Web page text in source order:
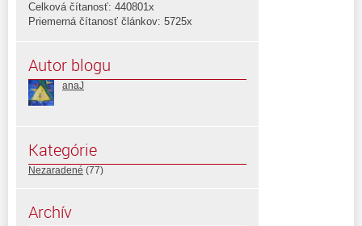
Celková čítanosť: 440801x
Priemerná čítanosť článkov: 5725x
Autor blogu
anaJ
Kategórie
Nezaradené (77)
Archív